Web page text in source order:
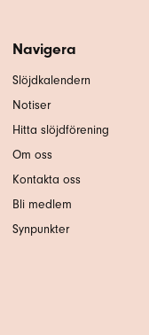
Navigera
Slöjdkalendern
Notiser
Hitta slöjdförening
Om oss
Kontakta oss
Bli medlem
Synpunkter